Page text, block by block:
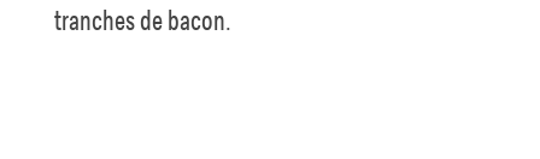
tranches de bacon.